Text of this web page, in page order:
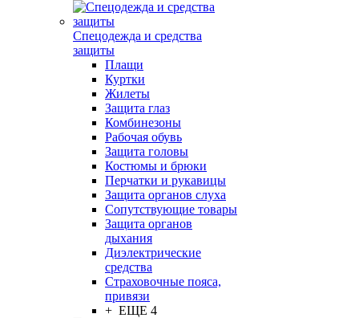
Спецодежда и средства
защиты
Плащи
Куртки
Жилеты
Защита глаз
Комбинезоны
Рабочая обувь
Защита головы
Костюмы и брюки
Перчатки и рукавицы
Защита органов слуха
Сопутствующие товары
Защита органов
дыхания
Диэлектрические
средства
Страховочные пояса,
привязи
+ ЕЩЕ 4